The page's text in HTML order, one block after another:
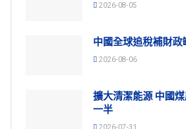
2026-08-05
中國全球追稅補財
2026-08-06
擴大清潔能源 中國
一半
2026-07-31